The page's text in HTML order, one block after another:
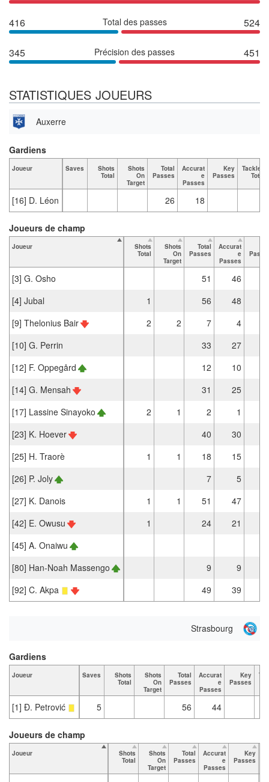
416 Total des passes 524
345 Précision des passes 451
STATISTIQUES JOUEURS
Auxerre
Joueur Saves
Shots
Total
Shots
On
Target
Total
Passes
Accurat
e
Passes
Key
Passes
Tackles
Total
[16] D. Léon 26 18
Gardiens
Joueur
Shots
Total
Shots
On
Target
Total
Passes
Accurat
e
Passes
[3] G. Osho 51 46
[4] Jubal
1 56 48
[9] Thelonius Bair
2 2 7
4
[10] G. Perrin
33 27
[12] F. Oppegård
12
10
[14] G. Mensah
31
25
[17] Lassine Sinayoko
2 1 2
1
[23] K. Hoever
40
30
[25] H. Traorè
1 1 18
15
[26] P. Joly
7
5
[27] K. Danois
1 1 51 47
[42] E. Owusu
1 24
21
[45] A. Onaiwu
[80] Han-Noah Massengo
9
9
[92] C. Akpa
49 39
Joueurs de champ
Strasbourg
Joueur Saves
Shots
Total
Shots
On
Target
Total
Passes
Accurat
e
Passes
Key
Passes
[1] Đ. Petrović 5 56 44
Gardiens
Joueur
Shots
Total
Shots
On
Target
Total
Passes
Accurat
e
Passes
Key
Passes
Joueurs de champ